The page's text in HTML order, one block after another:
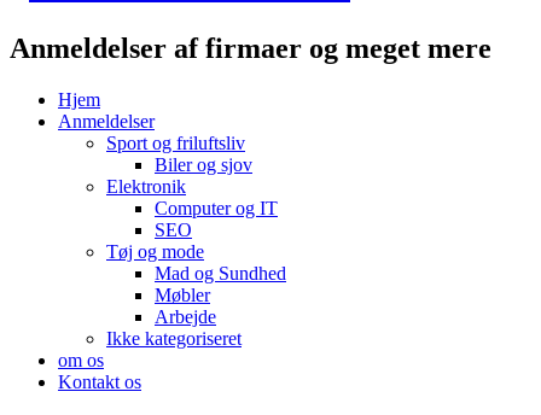
Anmeldelser af firmaer og meget mere
Hjem
Anmeldelser
Sport og friluftsliv
Biler og sjov
Elektronik
Computer og IT
SEO
Tøj og mode
Mad og Sundhed
Møbler
Arbejde
Ikke kategoriseret
om os
Kontakt os